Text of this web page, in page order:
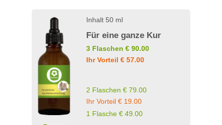
Inhalt 50 ml
Für eine ganze Kur
3 Flaschen € 90.00
Ihr Vorteil € 57.00
2 Flaschen € 79.00
Ihr Vorteil € 19.00
1 Flasche € 49.00